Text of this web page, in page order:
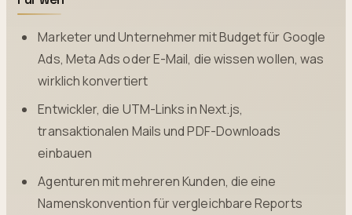
Marketer und Unternehmer mit Budget für Google
Ads, Meta Ads oder E-Mail, die wissen wollen, was
wirklich konvertiert
Entwickler, die UTM-Links in Next.js,
transaktionalen Mails und PDF-Downloads
einbauen
Agenturen mit mehreren Kunden, die eine
Namenskonvention für vergleichbare Reports